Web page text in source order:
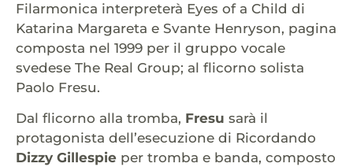
Filarmonica interpreterà Eyes of a Child di
Katarina Margareta e Svante Henryson, pagina
composta nel 1999 per il gruppo vocale
svedese The Real Group; al flicorno solista
Paolo Fresu.
Dal flicorno alla tromba, Fresu sarà il
protagonista dell’esecuzione di Ricordando
Dizzy Gillespie per tromba e banda, composto